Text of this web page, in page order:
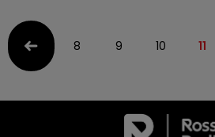
8 9 10 11